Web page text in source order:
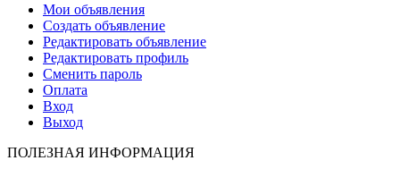
Мои объявления
Создать объявление
Редактировать объявление
Редактировать профиль
Сменить пароль
Оплата
Вход
Выход
ПОЛЕЗНАЯ ИНФОРМАЦИЯ